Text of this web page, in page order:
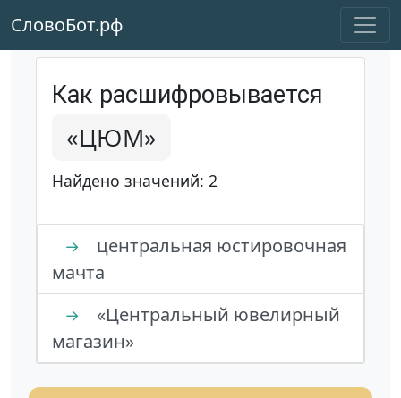
СловоБот.рф
Как расшифровывается
«ЦЮМ»
Найдено значений: 2
→
центральная юстировочная
мачта
→
«Центральный ювелирный
магазин»